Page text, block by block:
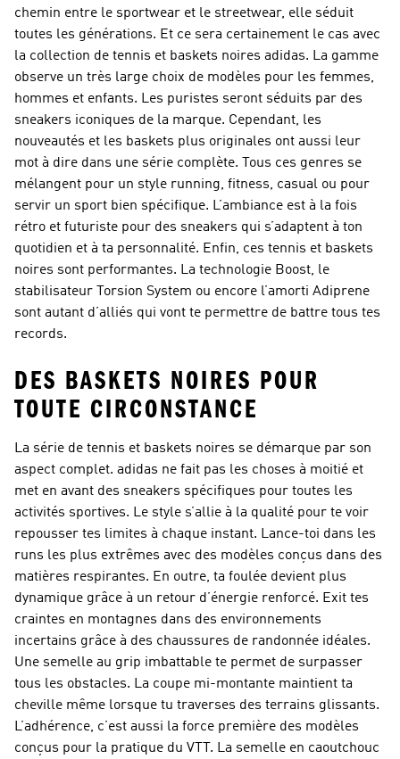
chemin entre le sportwear et le streetwear, elle séduit
toutes les générations. Et ce sera certainement le cas avec
la collection de tennis et baskets noires adidas. La gamme
observe un très large choix de modèles pour les femmes,
hommes et enfants. Les puristes seront séduits par des
sneakers iconiques de la marque. Cependant, les
nouveautés et les baskets plus originales ont aussi leur
mot à dire dans une série complète. Tous ces genres se
mélangent pour un style running, fitness, casual ou pour
servir un sport bien spécifique. L’ambiance est à la fois
rétro et futuriste pour des sneakers qui s’adaptent à ton
quotidien et à ta personnalité. Enfin, ces tennis et baskets
noires sont performantes. La technologie Boost, le
stabilisateur Torsion System ou encore l’amorti Adiprene
sont autant d’alliés qui vont te permettre de battre tous tes
records.
DES BASKETS NOIRES POUR
TOUTE CIRCONSTANCE
La série de tennis et baskets noires se démarque par son
aspect complet. adidas ne fait pas les choses à moitié et
met en avant des sneakers spécifiques pour toutes les
activités sportives. Le style s’allie à la qualité pour te voir
repousser tes limites à chaque instant. Lance-toi dans les
runs les plus extrêmes avec des modèles conçus dans des
matières respirantes. En outre, ta foulée devient plus
dynamique grâce à un retour d’énergie renforcé. Exit tes
craintes en montagnes dans des environnements
incertains grâce à des chaussures de randonnée idéales.
Une semelle au grip imbattable te permet de surpasser
tous les obstacles. La coupe mi-montante maintient ta
cheville même lorsque tu traverses des terrains glissants.
L’adhérence, c’est aussi la force première des modèles
conçus pour la pratique du VTT. La semelle en caoutchouc